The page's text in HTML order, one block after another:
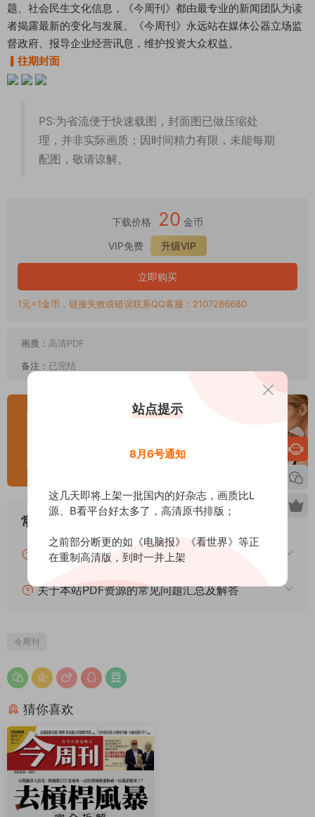
题、社会民生文化信息，《今周刊》都由最专业的新闻团队为读
者揭露最新的变化与发展。《今周刊》永远站在媒体公器立场监
督政府、报导企业经营讯息，维护投资大众权益。
▎往期封面
PS:为省流便于快速载图，封面图已做压缩处
理，并非实际画质；因时间精力有限，未能每期
配图，敬请谅解。
下载价格 20 金币
VIP免费
升级VIP
立即购买
1元=1金币，链接失效或错误联系QQ客服：2107286680
画质： 高清PDF
备注： 已完结
常见问题
关于下载的常见问题汇总及解答
关于本站PDF资源的常见问题汇总及解答
今周刊
猜你喜欢
站点提示
8月6号通知
这几天即将上架一批国内的好杂志，画质比L
源、B看平台好太多了，高清原书排版；
之前部分断更的如《电脑报》《看世界》等正
在重制高清版，到时一并上架